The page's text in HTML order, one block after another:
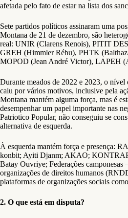
afetada pelo fato de estar na lista dos
Sete partidos políticos assinaram uma
Montana de 21 de dezembro, são
real: UNIR (Clarens Renois), PITIT
GREH (Himmler Rébu), PHTK
MOPOD (Jean André Victor), LAPEH
Durante meados de 2022 e 2023, o nível
caiu por vários motivos, inclusive pela
Montana mantém alguma força, mas é
desempenhar um papel importante nas
Patriotico Popular, não conseguiu se
alternativa de esquerda.
À esquerda mantém força e presença:
konbit; Ayiti Djanm; AKAO;
Batay Ouvriye; Federações camponesas
organizações de direitos humanos
plataformas de organizações sociais
2. O que está em disputa?